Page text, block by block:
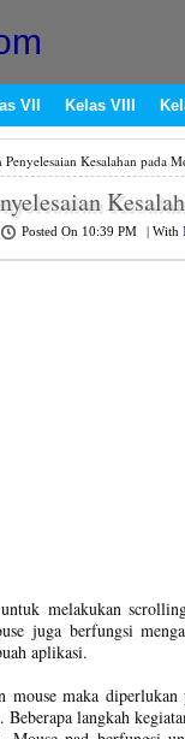
VII Kelas VIII
Kesalahan pada
Posted On 10:39 PM With
melakukan
juga berfungsi
aplikasi.
mouse maka
langkah